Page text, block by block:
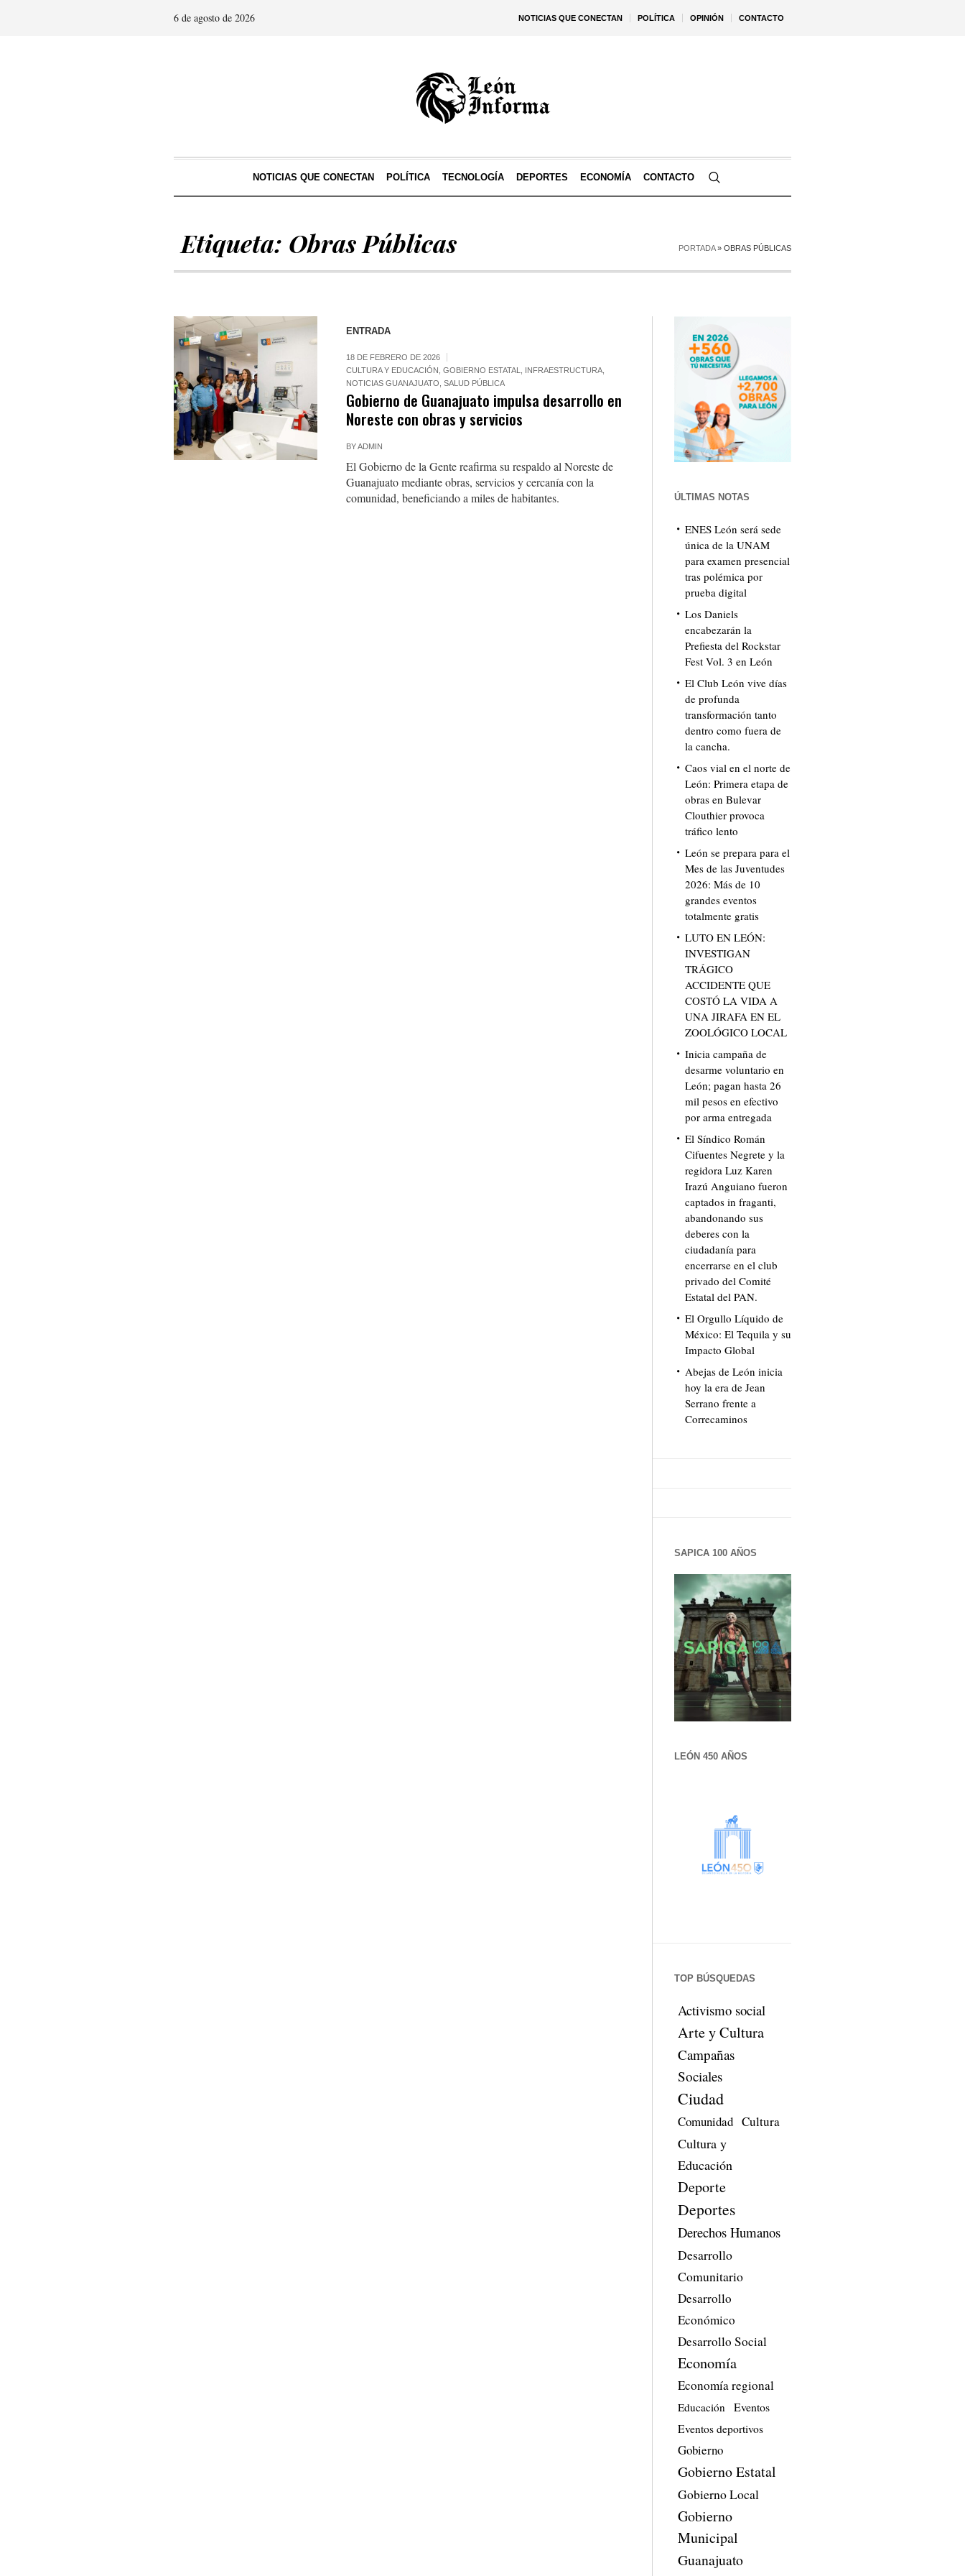
NOTICIAS QUE CONECTAN POLÍTICA OPINIÓN CONTACTO
6 de agosto de 2026
NOTICIAS QUE CONECTAN POLÍTICA TECNOLOGÍA DEPORTES ECONOMÍA CONTACTO
Etiqueta: Obras Públicas PORTADA» OBRAS PÚBLICAS
ENTRADA
18 DE FEBRERO DE 2026
CULTURA Y EDUCACIÓN GOBIERNO ESTATAL INFRAESTRUCTURA,
NOTICIAS GUANAJUATO SALUD PÚBLICA
Gobierno de Guanajuato impulsa desarrollo en
Noreste con obras y servicios
BYADMIN
El Gobierno de la Gente reafirma su respaldo al Noreste de
Guanajuato mediante obras, servicios y cercanía con la
comunidad, beneficiando a miles de habitantes.
ÚLTIMAS NOTAS
ENES León será sede
única de la UNAM
para examen presencial
tras polémica por
prueba digital
Los Daniels
encabezarán la
Prefiesta del Rockstar
Fest Vol. 3 en León
El Club León vive días
de profunda
transformación tanto
dentro como fuera de
la cancha.
Caos vial en el norte de
León: Primera etapa de
obras en Bulevar
Clouthier provoca
tráfico lento
León se prepara para el
Mes de las Juventudes
2026: Más de 10
grandes eventos
totalmente gratis
LUTO EN LEÓN:
INVESTIGAN
TRÁGICO
ACCIDENTE QUE
COSTÓ LA VIDA A
UNA JIRAFA EN EL
ZOOLÓGICO LOCAL
Inicia campaña de
desarme voluntario en
León; pagan hasta 26
mil pesos en efectivo
por arma entregada
El Síndico Román
Cifuentes Negrete y la
regidora Luz Karen
Irazú Anguiano fueron
captados in fraganti,
abandonando sus
deberes con la
ciudadanía para
encerrarse en el club
privado del Comité
Estatal del PAN.
El Orgullo Líquido de
México: El Tequila y su
Impacto Global
Abejas de León inicia
hoy la era de Jean
Serrano frente a
Correcaminos
SAPICA 100 AÑOS
LEÓN 450 AÑOS
TOP BÚSQUEDAS
Activismo social
Arte y Cultura
Campañas
Sociales
Ciudad
Comunidad Cultura
Cultura y
Educación
Deporte
Deportes
Derechos Humanos
Desarrollo
Comunitario
Desarrollo
Económico
Desarrollo Social
Economía
Economía regional
Educación Eventos
Eventos deportivos
Gobierno
Gobierno Estatal
Gobierno Local
Gobierno
Municipal
Guanajuato